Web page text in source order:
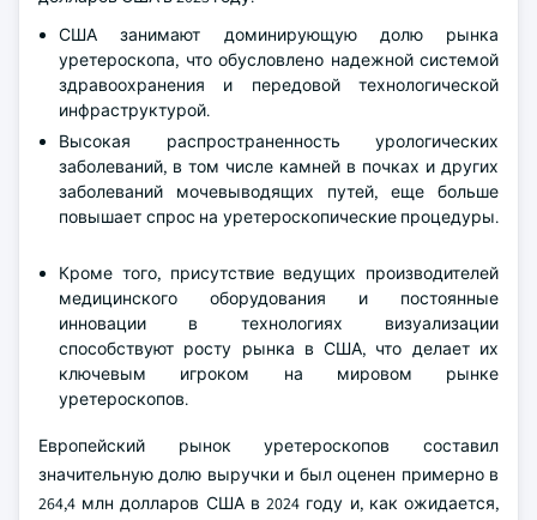
США занимают доминирующую долю рынка
уретероскопа, что обусловлено надежной системой
здравоохранения и передовой технологической
инфраструктурой.
Высокая распространенность урологических
заболеваний, в том числе камней в почках и других
заболеваний мочевыводящих путей, еще больше
повышает спрос на уретероскопические процедуры.
Кроме того, присутствие ведущих производителей
медицинского оборудования и постоянные
инновации в технологиях визуализации
способствуют росту рынка в США, что делает их
ключевым игроком на мировом рынке
уретероскопов.
Европейский рынок уретероскопов составил
значительную долю выручки и был оценен примерно в
264,4 млн долларов США в 2024 году и, как ожидается,